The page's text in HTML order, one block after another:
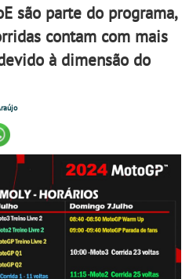
são parte do programa,
contam com mais
à dimensão do